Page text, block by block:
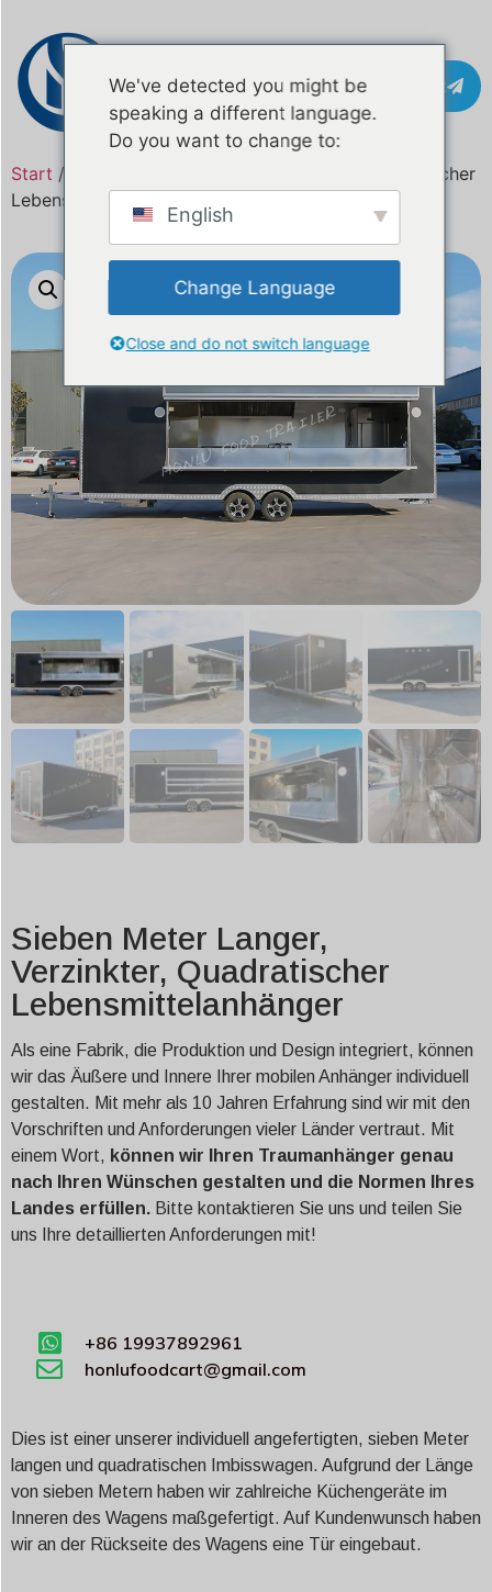
Kontakt
Start /
/ Sieben Meter verzinkter, quadratischer
Lebensmittelanhänger
Sieben Meter Langer,
Verzinkter, Quadratischer
Lebensmittelanhänger
Als eine Fabrik, die Produktion und Design integriert, können
wir das Äußere und Innere Ihrer mobilen Anhänger individuell
gestalten. Mit mehr als 10 Jahren Erfahrung sind wir mit den
Vorschriften und Anforderungen vieler Länder vertraut. Mit
einem Wort, können wir Ihren Traumanhänger genau
nach Ihren Wünschen gestalten und die Normen Ihres
Landes erfüllen. Bitte kontaktieren Sie uns und teilen Sie
uns Ihre detaillierten Anforderungen mit!
+86 19937892961
honlufoodcart@gmail.com
Dies ist einer unserer individuell angefertigten, sieben Meter
langen und quadratischen Imbisswagen. Aufgrund der Länge
von sieben Metern haben wir zahlreiche Küchengeräte im
Inneren des Wagens maßgefertigt. Auf Kundenwunsch haben
wir an der Rückseite des Wagens eine Tür eingebaut.
We've detected you might be
speaking a different language.
Do you want to change to:
English
Change Language
Close and do not switch language